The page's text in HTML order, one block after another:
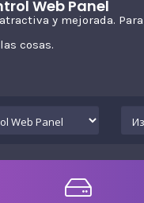
Web Panel
y mejorada.
cosas.